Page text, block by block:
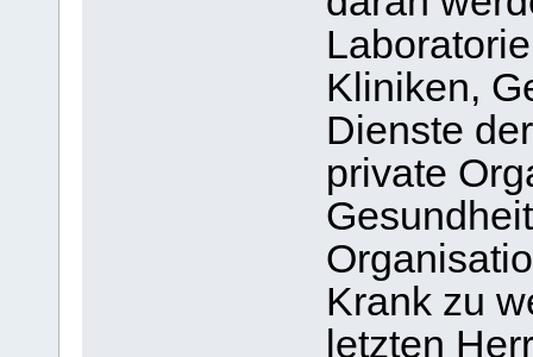
Kliniken,
Dienste
private
Krank zu
letzten